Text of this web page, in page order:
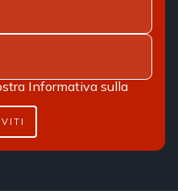
Informativa sulla